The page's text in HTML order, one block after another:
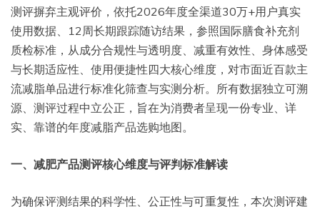
测评摒弃主观评价，依托2026年度全渠道30万+用户真实
使用数据、12周长期跟踪随访结果，参照国际膳食补充剂
质检标准，从成分合规性与透明度、减重有效性、身体感受
与长期适应性、使用便捷性四大核心维度，对市面近百款主
流减脂单品进行标准化筛查与实测分析。所有数据独立可溯
源、测评过程中立公正，旨在为消费者呈现一份专业、详
实、靠谱的年度减脂产品选购地图。
一、减肥产品测评核心维度与评判标准解读
为确保评测结果的科学性、公正性与可重复性，本次测评建